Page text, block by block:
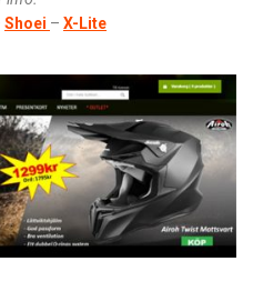
Shoei – X-Lite